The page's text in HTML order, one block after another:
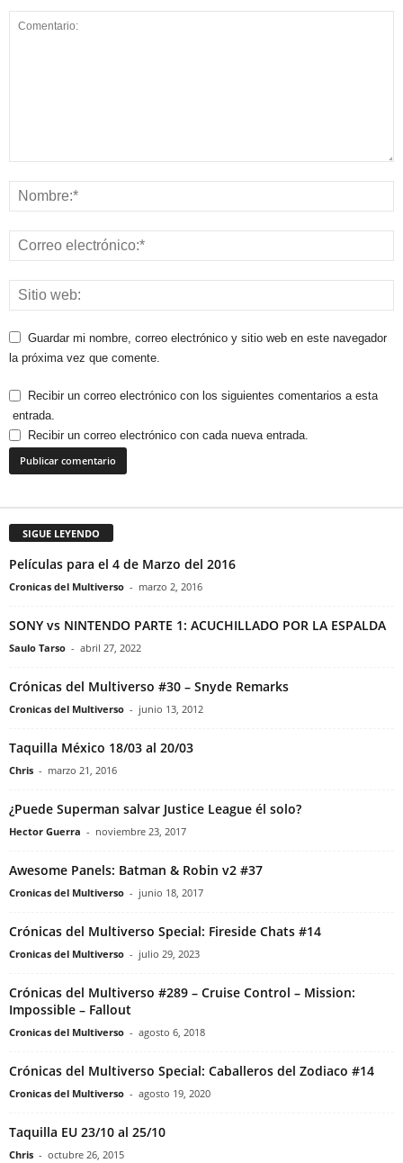
Guardar mi nombre, correo electrónico y sitio web en este navegador
la próxima vez que comente.
Recibir un correo electrónico con los siguientes comentarios a esta
entrada.
Recibir un correo electrónico con cada nueva entrada.
SIGUE LEYENDO
Películas para el 4 de Marzo del 2016
Cronicas del Multiverso - marzo 2, 2016
SONY vs NINTENDO PARTE 1: ACUCHILLADO POR LA ESPALDA
Saulo Tarso - abril 27, 2022
Crónicas del Multiverso #30 – Snyde Remarks
Cronicas del Multiverso - junio 13, 2012
Taquilla México 18/03 al 20/03
Chris - marzo 21, 2016
¿Puede Superman salvar Justice League él solo?
Hector Guerra - noviembre 23, 2017
Awesome Panels: Batman & Robin v2 #37
Cronicas del Multiverso - junio 18, 2017
Crónicas del Multiverso Special: Fireside Chats #14
Cronicas del Multiverso - julio 29, 2023
Crónicas del Multiverso #289 – Cruise Control – Mission:
Impossible – Fallout
Cronicas del Multiverso - agosto 6, 2018
Crónicas del Multiverso Special: Caballeros del Zodiaco #14
Cronicas del Multiverso - agosto 19, 2020
Taquilla EU 23/10 al 25/10
Chris - octubre 26, 2015